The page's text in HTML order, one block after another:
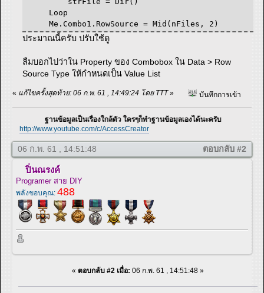
Loop
Me.Combo1.RowSource = Mid(nFiles, 2)
ประมาณนี้ครับ ปรับใช้ดู
ลืมบอกไปว่าใน Property ของ Combobox ใน Data > Row
Source Type ให้กำหนดเป็น Value List
« แก้ไขครั้งสุดท้าย: 06 ก.พ. 61 , 14:49:24 โดย TTT» บันทึกการเข้า
ฐานข้อมูลเป็นเรื่องใกล้ตัว ใครๆก็ทำฐานข้อมูลเองได้นะครับ
http://www.youtube.com/c/AccessCreator
06 ก.พ. 61 , 14:51:48 ตอบกลับ #2
ปิ่นณรงค์
Programer สาย DIY
พลังขอบคุณ: 488
« ตอบกลับ #2 เมื่อ: 06 ก.พ. 61 , 14:51:48 »